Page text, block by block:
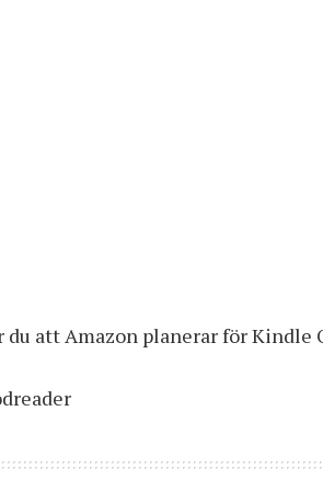
du att Amazon planerar för Kindle